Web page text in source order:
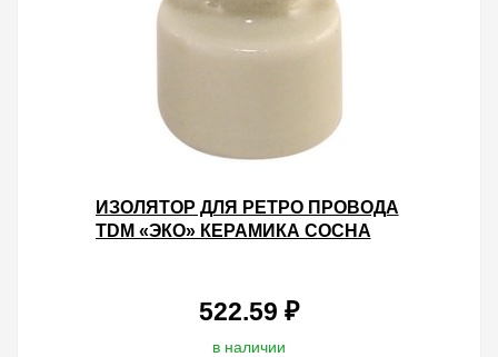
ИЗОЛЯТОР ДЛЯ РЕТРО ПРОВОДА
TDM «ЭКО» КЕРАМИКА СОСНА
522.59 ₽
в наличии